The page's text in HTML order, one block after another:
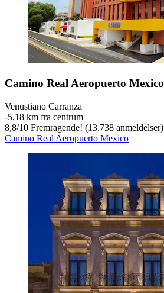
Camino Real Aeropuerto Mexico
Venustiano Carranza
‐5,18 km fra centrum
8,8/10 Fremragende! (13.738 anmeldelser)
Camino Real Aeropuerto Mexico